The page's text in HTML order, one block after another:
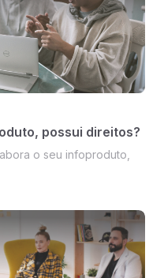
possui direitos?
o seu infoproduto,